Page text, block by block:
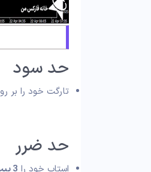
حد سود
تارگت خود را بر
حد ضرر